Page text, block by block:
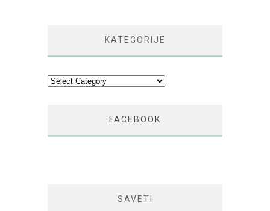
KATEGORIJE
Kategorije
FACEBOOK
SAVETI